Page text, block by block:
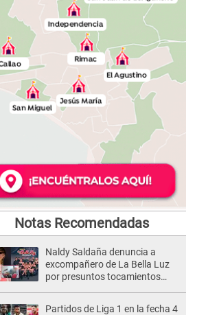
Notas Recomendadas
Naldy Saldaña denuncia a
excompañero de La Bella Luz
por presuntos tocamientos
Partidos de Liga 1 en la fecha 4